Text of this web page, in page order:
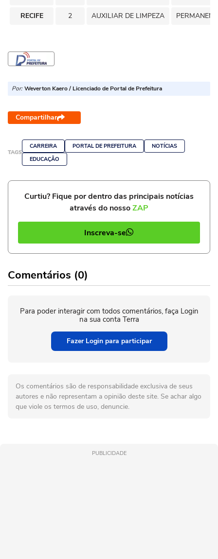
RECIFE 2 AUXILIAR DE LIMPEZA
Por: Weverton Kaero / Licenciado de Portal de Prefeitura
Compartilhar
TAGS
CARREIRA PORTAL DE PREFEITURA
NOTÍCIAS
EDUCAÇÃO
Curtiu? Fique por dentro das principais notícias
através do nossoZAP
Inscreva-se
Comentários (0)
Para poder interagir com todos comentários, faça Login
na sua conta Terra
Fazer Login para participar
Os comentários são de responsabilidade exclusiva de seus
autores e não representam a opinião deste site. Se achar algo
que viole os termos de uso, denuncie.
PUBLICIDADE